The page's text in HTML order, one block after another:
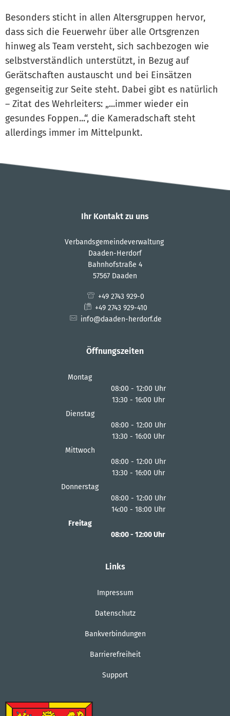
Besonders sticht in allen Altersgruppen hervor,
dass sich die Feuerwehr über alle Ortsgrenzen
hinweg als Team versteht, sich sachbezogen wie
selbstverständlich unterstützt, in Bezug auf
Gerätschaften austauscht und bei Einsätzen
gegenseitig zur Seite steht. Dabei gibt es natürlich
– Zitat des Wehrleiters: „...immer wieder ein
gesundes Foppen...“, die Kameradschaft steht
allerdings immer im Mittelpunkt.
Ihr Kontakt zu uns
Verbandsgemeindeverwaltung
Daaden-Herdorf
Bahnhofstraße 4
57567 Daaden
+49 2743 929-0
+49 2743 929-410
info@daaden-herdorf.de
Öffnungszeiten
Montag
08:00 - 12:00 Uhr
Von 08:00 bis 12:00 Uhr
13:30 - 16:00 Uhr
Dienstag
08:00 - 12:00 Uhr
Von 08:00 bis 12:00 Uhr
13:30 - 16:00 Uhr
Mittwoch
08:00 - 12:00 Uhr
Von 08:00 bis 12:00 Uhr
13:30 - 16:00 Uhr
Donnerstag
08:00 - 12:00 Uhr
Von 08:00 bis 12:00 Uhr
14:00 - 18:00 Uhr
Freitag
08:00- 12:00Uhr
Links
Impressum
Datenschutz
Bankverbindungen
Barrierefreiheit
Support